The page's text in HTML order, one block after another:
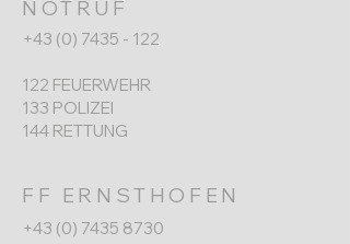
NOTRUF
+43 (0) 7435 - 122
122 FEUERWEHR
133 POLIZEI
144 RETTUNG
FF ERNSTHOFEN
+43 (0) 7435 8730